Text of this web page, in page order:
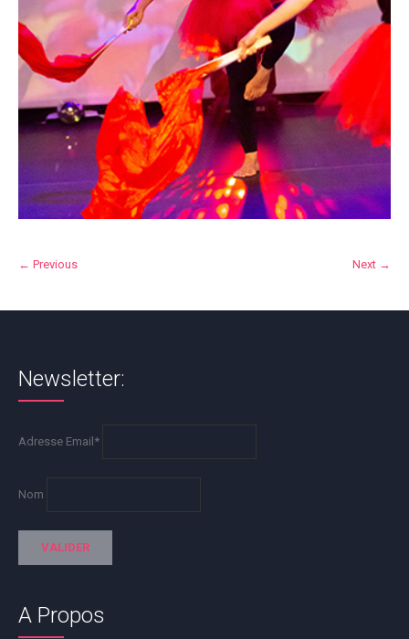
← Previous Next →
Newsletter:
Adresse Email*
Nom
A Propos